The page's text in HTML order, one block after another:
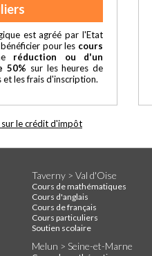
est agréé par l'Etat
pour les cours
réduction ou d'un
50% sur les heures de
et les frais d'inscription.
sur le crédit d'impôt
Taverny > Val d'Oise
Cours de mathématiques
Cours d'anglais
Cours de français
Cours particuliers
Soutien scolaire
Melun > Seine-et-Marne